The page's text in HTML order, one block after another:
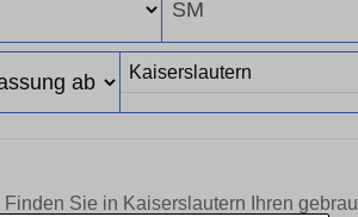
Finden Sie in Kaiserslautern Ihren